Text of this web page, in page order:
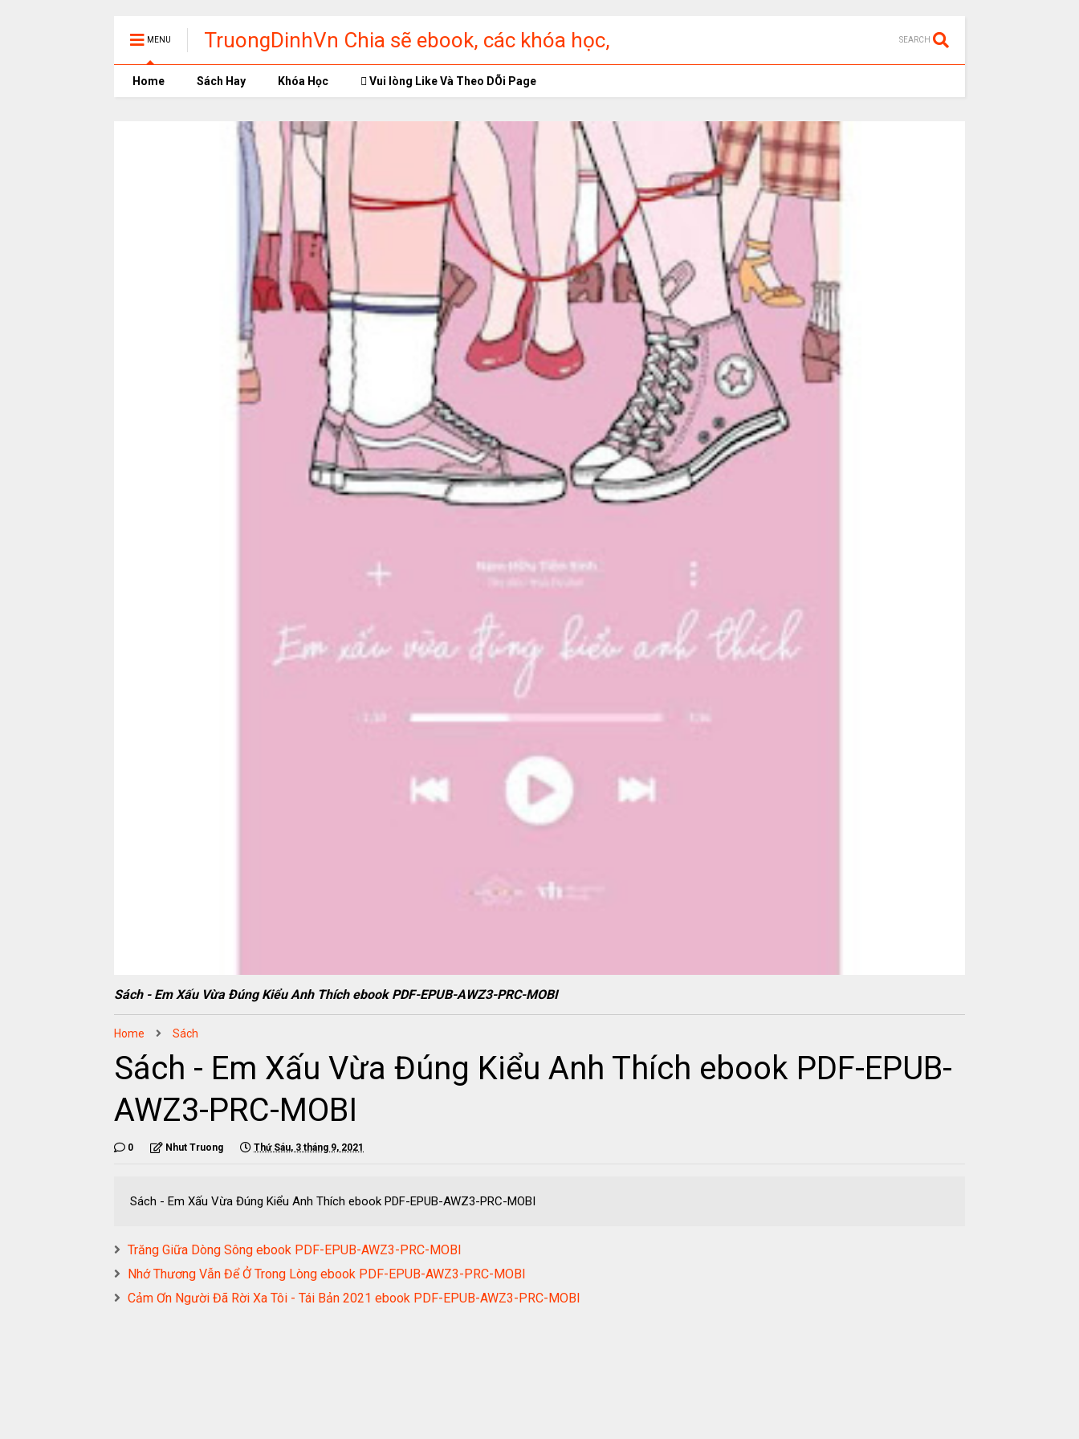
MENU
TruongDinhVn Chia sẽ ebook, các khóa học,
phần mềm học tập miễn phí
SEARCH
Home Sách Hay Khóa Học Vui lòng Like Và Theo DÕi Page
Sách - Em Xấu Vừa Đúng Kiểu Anh Thích ebook PDF-EPUB-AWZ3-PRC-MOBI
Home Sách
Sách - Em Xấu Vừa Đúng Kiểu Anh Thích ebook PDF-EPUB-
AWZ3-PRC-MOBI
0 Nhut Truong Thứ Sáu, 3 tháng 9, 2021
Sách - Em Xấu Vừa Đúng Kiểu Anh Thích ebook PDF-EPUB-AWZ3-PRC-MOBI
Trăng Giữa Dòng Sông ebook PDF-EPUB-AWZ3-PRC-MOBI
Nhớ Thương Vẫn Để Ở Trong Lòng ebook PDF-EPUB-AWZ3-PRC-MOBI
Cảm Ơn Người Đã Rời Xa Tôi - Tái Bản 2021 ebook PDF-EPUB-AWZ3-PRC-MOBI